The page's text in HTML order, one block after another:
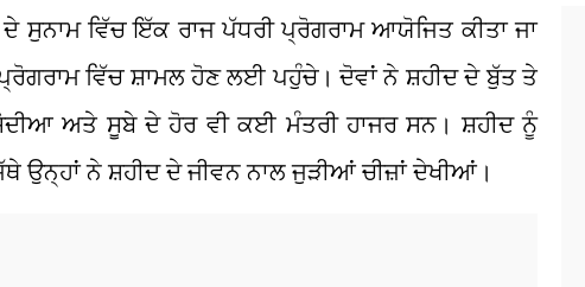
ਸੁਨਾਮ ਵਿੱਚ ਇੱਕ ਰਾਜ ਪੱਧਰੀ ਪ੍ਰੋਗਰਾਮ ਆਯੋਜਿਤ ਕੀਤਾ ਜਾ
ਵਿੱਚ ਸ਼ਾਮਲ ਹੋਣ ਲਈ ਪਹੁੰਚੇ। ਦੋਵਾਂ ਨੇ ਸ਼ਹੀਦ ਦੇ ਬੁੱਤ ਤੇ
ਅਤੇ ਸੂਬੇ ਦੇ ਹੋਰ ਵੀ ਕਈ ਮੰਤਰੀ ਹਾਜਰ ਸਨ। ਸ਼ਹੀਦ ਨੂੰ
ਉਨ੍ਹਾਂ ਨੇ ਸ਼ਹੀਦ ਦੇ ਜੀਵਨ ਨਾਲ ਜੁੜੀਆਂ ਚੀਜ਼ਾਂ ਦੇਖੀਆਂ।